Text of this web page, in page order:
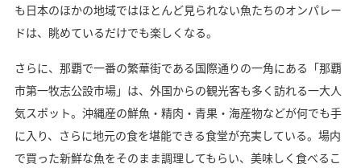
も日本のほかの地域ではほとんど見られない魚たちのオンパレー
ドは、眺めているだけでも楽しくなる。
さらに、那覇で一番の繁華街である国際通りの一角にある「那覇
市第一牧志公設市場」は、外国からの観光客も多く訪れる一大人
気スポット。沖縄産の鮮魚・精肉・青果・海産物などが何でも手
に入り、さらに地元の食を堪能できる食堂が充実している。場内
で買った新鮮な魚をそのまま調理してもらい、美味しく食べるこ